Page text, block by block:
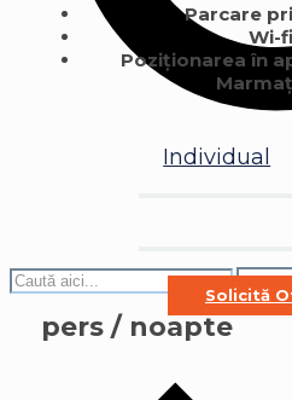
Parcare
Wi-
Poziţionarea în
Individual
Solicită
pers / noapte